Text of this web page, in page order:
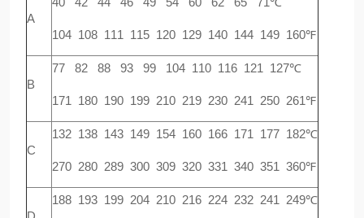
A
104 108 111 115 120 129 140 144 149 160℉
B
77 82 88 93 99 104 110 116 121 127℃
171 180 190 199 210 219 230 241 250 261℉
C
132 138 143 149 154 160 166 171 177 182℃
270 280 289 300 309 320 331 340 351 360℉
188 193 199 204 210 216 224 232 241 249℃